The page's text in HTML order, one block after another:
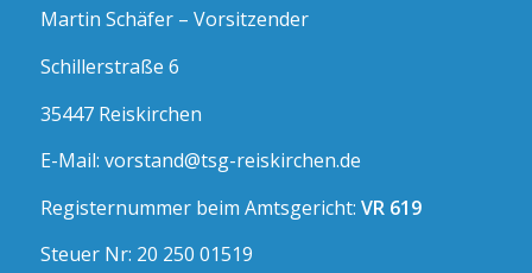
Martin Schäfer – Vorsitzender
Schillerstraße 6
35447 Reiskirchen
E-Mail: vorstand@tsg-reiskirchen.de
Registernummer beim Amtsgericht: VR 619
Steuer Nr: 20 250 01519